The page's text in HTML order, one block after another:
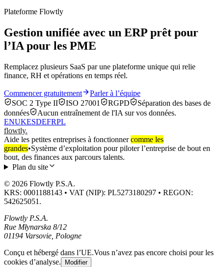
Plateforme Flowtly
Gestion unifiée avec un ERP prêt pour
l’IA pour les PME
Remplacez plusieurs SaaS par une plateforme unique qui relie
finance, RH et opérations en temps réel.
Commencer gratuitement
Parler à l’équipe
SOC 2 Type II
ISO 27001 RGPD
Séparation des bases de
données
Aucun entraînement de l'IA sur vos données.
ENUKESDEFRPL
flowtly.
Aide les petites entreprises à fonctionnercomme les
grandes•Système d’exploitation pour piloter l’entreprise de bout en
bout, des finances aux parcours talents.
Plan du site
© 2026 Flowtly P.S.A.
KRS: 0001188143 • VAT (NIP): PL5273180297 • REGON:
542625051.
Flowtly P.S.A.
Rue Młynarska 8/12
01194 Varsovie, Pologne
Conçu et hébergé dans l’UE.Vous n’avez pas encore choisi pour les
cookies d’analyse.
Modifier